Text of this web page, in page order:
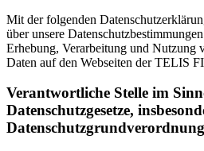
Mit der folgenden
über unsere
Erhebung, Verarbeitung und Nutzung
Daten auf den Webseiten der TELIS
Verantwortliche Stelle im
Datenschutzgesetze,